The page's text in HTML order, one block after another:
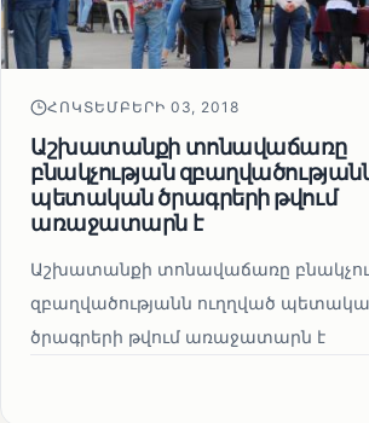
ՀՈԿՏԵՄԲԵՐԻ 03, 2018
Աշխատանքի տոնավաճառը
բնակչության
պետական ծրագրերի թվում
առաջատարն է
Աշխատանքի տոնավաճառը
զբաղվածությանն ուղղված
ծրագրերի թվում առաջատարն է